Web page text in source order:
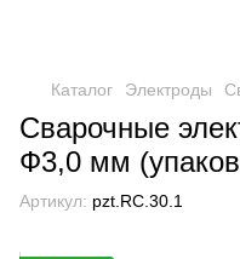
Каталог Электроды
Сварочные
Ф3,0 мм
Артикул: pzt.RC.30.1